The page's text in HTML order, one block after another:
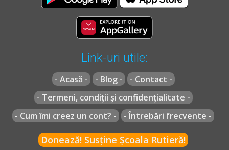
Link-uri utile:
- Acasă - - Blog -
- Contact -
- Termeni, condiții și confidențialitate -
- Cum îmi creez un cont? -
- Întrebări frecvente -
Donează! Susține Școala Rutieră!